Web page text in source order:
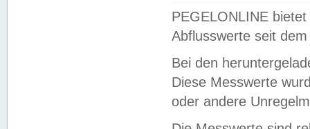
PEGELONLINE
Abflusswerte seit
Bei den
Diese Messwerte
oder andere